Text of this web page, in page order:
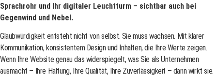
Sprachrohr und Ihr digitaler Leuchtturm – sichtbar auch bei
Gegenwind und Nebel.
Glaubwürdigkeit entsteht nicht von selbst. Sie muss wachsen. Mit klarer
Kommunikation, konsistentem Design und Inhalten, die Ihre Werte zeigen.
Wenn Ihre Website genau das widerspiegelt, was Sie als Unternehmen
ausmacht – Ihre Haltung, Ihre Qualität, Ihre Zuverlässigkeit – dann wirkt sie.